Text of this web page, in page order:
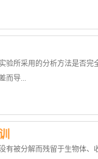
实施实验室质量体系、满足
化实验室管理体系的方法，
理者代表，质量经理、实
课程大纲实验室认可的发
制；实验室分包与服务供应
正措施与预防措施；影响实
验、盲样考核检验、校准物
力比对试验及工作基准比较
评价质量控制试验结果,特开
果的数据处理及过程质量控
判定及处理；原始数据的记
质量控制手段；提高检验分
验所采用的分析方法是否完
而导...
应范围之内，而进行的科学
品质量标准分析方法验证的
，包括原料药及制剂的形状
有被分解而残留于生物体、